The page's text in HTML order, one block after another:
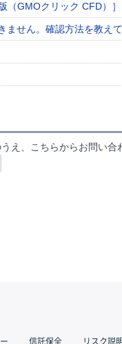
GMOクリック CFD）］
せん。確認方法を教えて
え、こちらからお問い合
信託保全 リスク説